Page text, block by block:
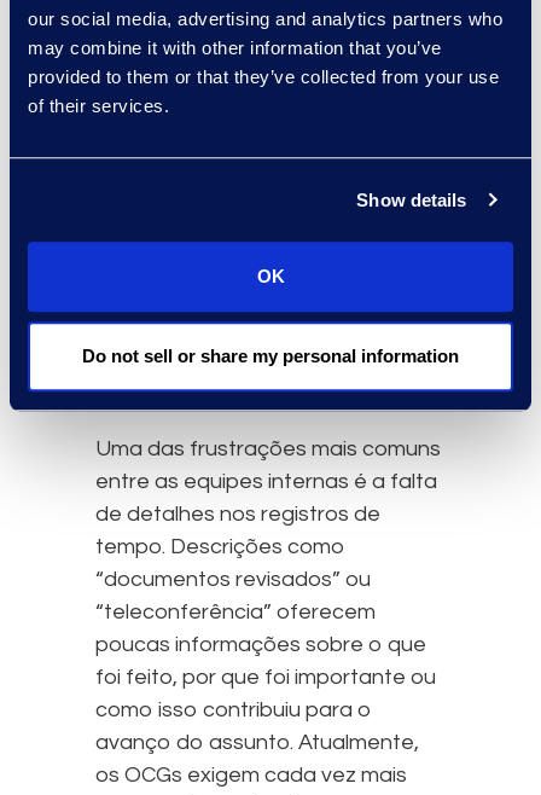
our social media, advertising and analytics partners who
may combine it with other information that you’ve
provided to them or that they’ve collected from your use
of their services.
Show details
OK
Do not sell or share my personal information
tempo tornou-se mais do que uma
função de faturamento. Agora, ele
reflete o profissionalismo, a
empresa pelos negócios do
cliente. Os departamentos jurídicos
inconsistentes. Eles esperam
precisão, clareza e uma conexão
demonstrável entre o trabalho
realizado e o valor entregue.
Uma das frustrações mais comuns
entre as equipes internas é a falta
de detalhes nos registros de
tempo. Descrições como
“documentos revisados” ou
“teleconferência” oferecem
poucas informações sobre o que
foi feito, por que foi importante ou
como isso contribuiu para o
avanço do assunto. Atualmente,
os OCGs exigem cada vez mais